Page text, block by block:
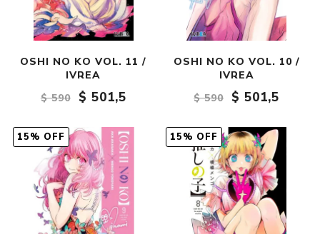
OSHI NO KO VOL. 11 /
IVREA
$ 590
$ 501,5
OSHI NO KO VOL. 10 /
IVREA
$ 590
$ 501,5
15% OFF 15% OFF